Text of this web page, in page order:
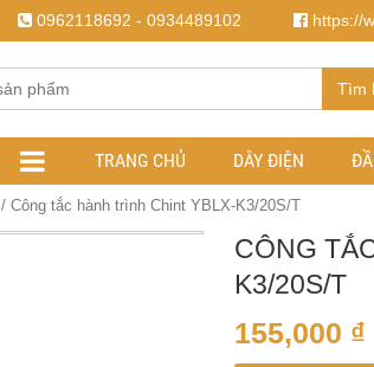
0962118692 - 0934489102 https://
Tìm
TRANG CHỦ DÂY ĐIỆN
/ Công tắc hành trình Chint YBLX-K3/20S/T
CÔNG
K3/20S/T
155,000 ₫